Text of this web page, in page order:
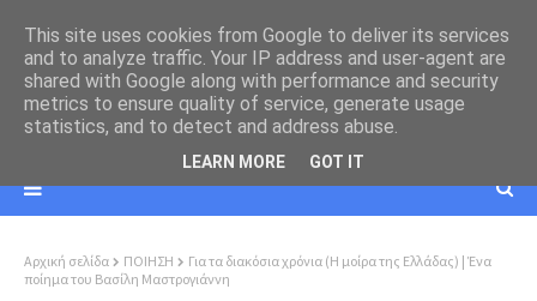
Αρχική σελίδα ΠΟΙΗΣΗ
Για τα διακόσια χρόνια (Η μοίρα της Ελλάδας) | Ένα
ποίημα του Βασίλη Μαστρογιάννη
This site uses cookies from Google to deliver its services
and to analyze traffic. Your IP address and user-agent are
shared with Google along with performance and security
metrics to ensure quality of service, generate usage
statistics, and to detect and address abuse.
LEARN MORE GOT IT